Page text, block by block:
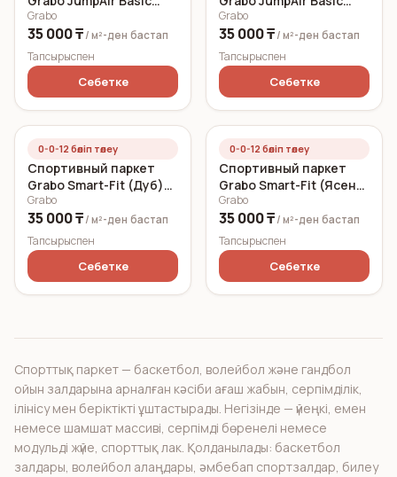
(Дуб) Дуб, unique 5,2
мм
Grabo
35 000 ₸ / м²-ден бастап
Тапсырыспен
Себетке
(Ясень) Ясень, natur
5,2 мм
Grabo
35 000 ₸ / м²-ден бастап
Тапсырыспен
Себетке
0-0-12 бөліп төлеу
Спортивный паркет
Grabo Smart-Fit (Дуб)
Дуб, unique мм
Grabo
35 000 ₸ / м²-ден бастап
Тапсырыспен
Себетке
0-0-12 бөліп төлеу
Спортивный паркет
Grabo Smart-Fit (Ясень)
Ясень, natur мм
Grabo
35 000 ₸ / м²-ден бастап
Тапсырыспен
Себетке
Спорттық паркет — баскетбол, волейбол және гандбол
ойын залдарына арналған кәсіби ағаш жабын, серпімділік,
ілінісу мен беріктікті ұштастырады. Негізінде — үйеңкі, емен
немесе шамшат массиві, серпімді бөренелі немесе
модульді жүйе, спорттық лак. Қолданылады: баскетбол
залдары, волейбол алаңдары, әмбебап спортзалдар, билеу